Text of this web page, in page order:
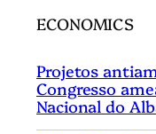
ECONOMICS
Projetos
Congresso
Nacional do